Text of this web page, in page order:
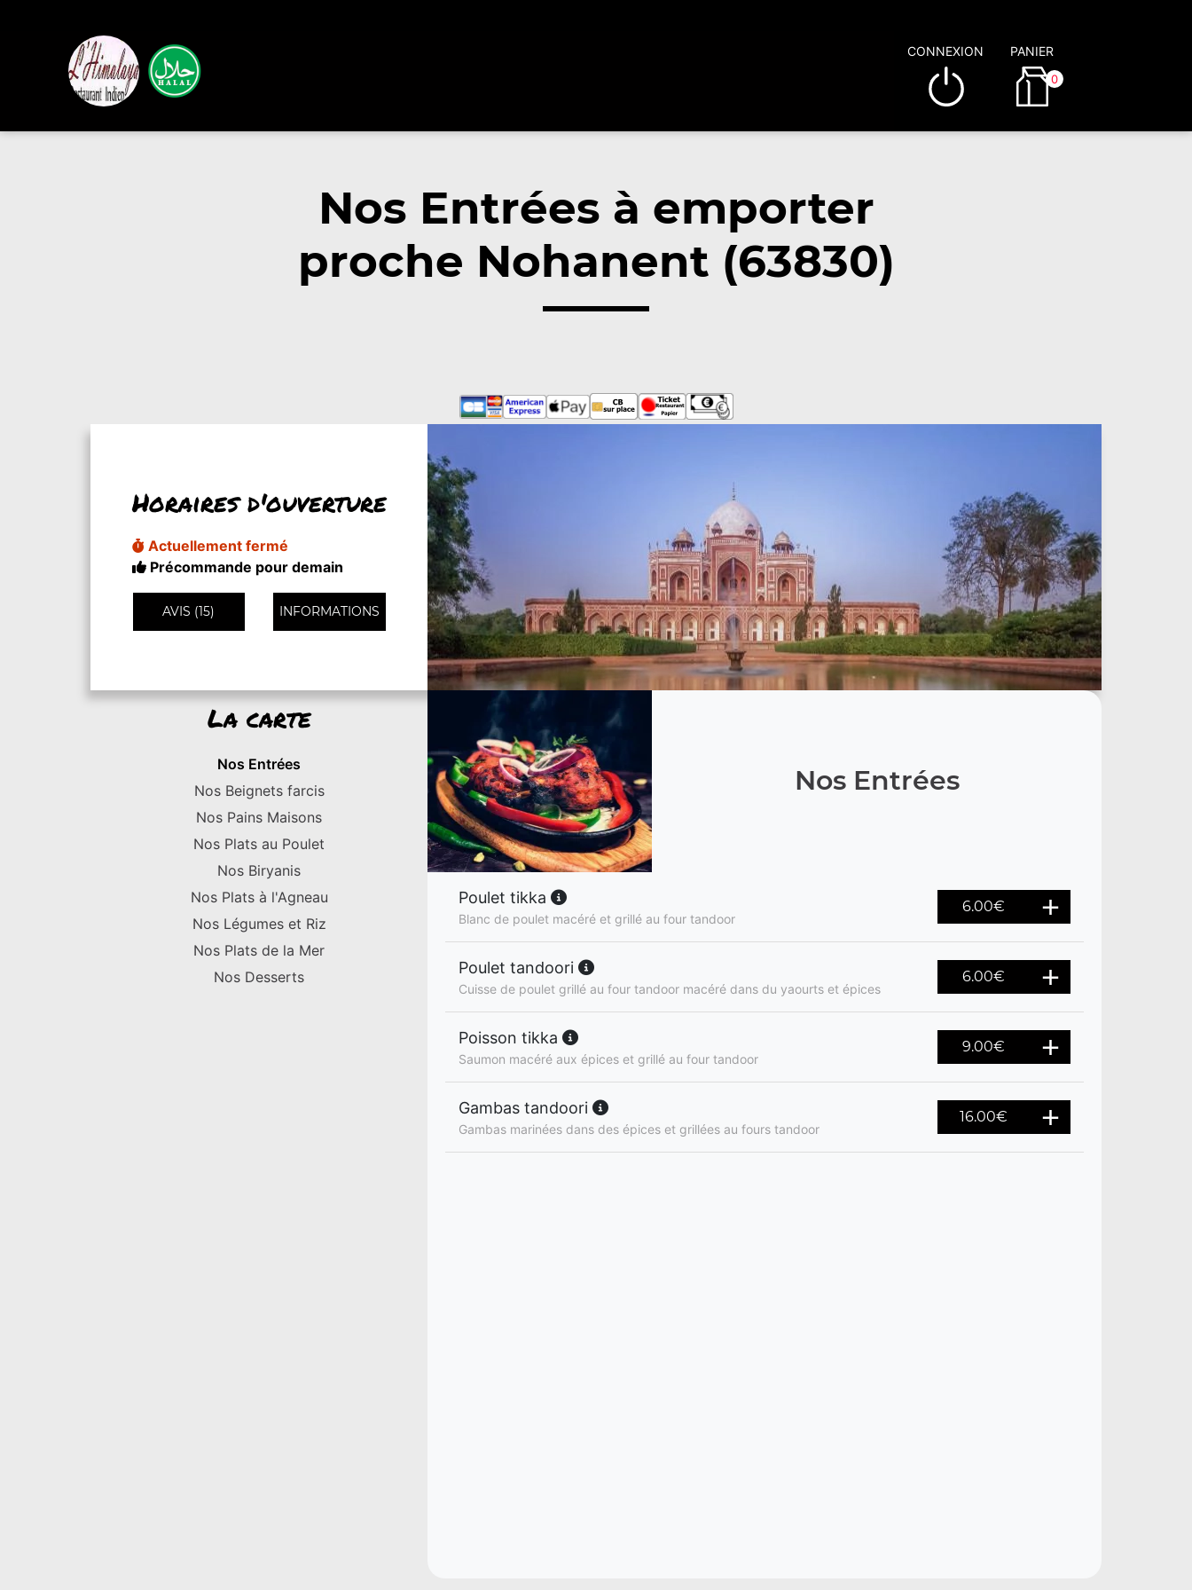
CONNEXION PANIER
0
Nos Entrées à emporter
proche Nohanent (63830)
Horaires d'ouverture
Actuellement fermé
Précommande pour demain
AVIS (15) INFORMATIONS
La carte
Nos Entrées
Nos Beignets farcis
Nos Pains Maisons
Nos Plats au Poulet
Nos Biryanis
Nos Plats à l'Agneau
Nos Légumes et Riz
Nos Plats de la Mer
Nos Desserts
Nos Entrées
Poulet tikka
Blanc de poulet macéré et grillé au four tandoor
6.00€
Poulet tandoori
Cuisse de poulet grillé au four tandoor macéré dans du yaourts et épices
6.00€
Poisson tikka
Saumon macéré aux épices et grillé au four tandoor
9.00€
Gambas tandoori
Gambas marinées dans des épices et grillées au fours tandoor
16.00€